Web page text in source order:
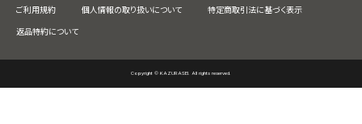
ご利用規約 個人情報の取り扱いについて
特定商取引法に基づく表示
返品特約について
Copyright © KAZURASEI. All rights reserved.